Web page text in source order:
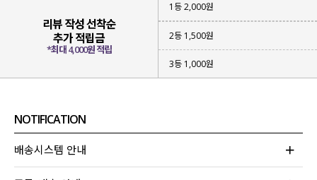
#페미닌 무드 #플레어 핏
탄탄하고 쾌적하게 입어지는 코튼 소재,
오랜 시간 입어도 편안하며 전체 허리 밴딩,
어느 것 하나 놓치지 않고 완성한
리뷰 작성 선착순
추가 적립금
*최대 4,000원 적립
1등 2,000원
2등 1,500원
3등 1,000원
NOTIFICATION
배송시스템 안내